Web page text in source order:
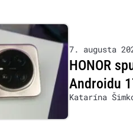
7. augusta
HONOR
Androidu
Katarína